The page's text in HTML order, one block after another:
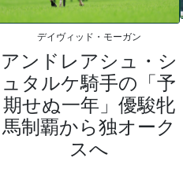
デイヴィッド・モーガン
アンドレアシュ・シ
ュタルケ騎手の「予
期せぬ一年」優駿牝
馬制覇から独オーク
スへ